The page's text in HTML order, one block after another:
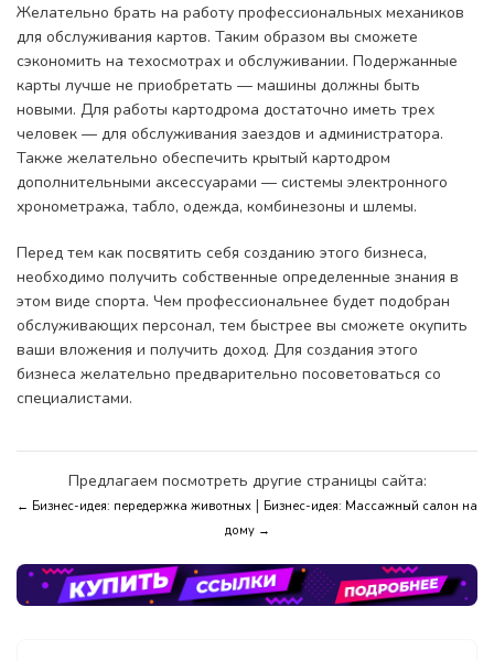
Желательно брать на работу профессиональных механиков
для обслуживания картов. Таким образом вы сможете
сэкономить на техосмотрах и обслуживании. Подержанные
карты лучше не приобретать — машины должны быть
новыми. Для работы картодрома достаточно иметь трех
человек — для обслуживания заездов и администратора.
Также желательно обеспечить крытый картодром
дополнительными аксессуарами — системы электронного
хронометража, табло, одежда, комбинезоны и шлемы.
Перед тем как посвятить себя созданию этого бизнеса,
необходимо получить собственные определенные знания в
этом виде спорта. Чем профессиональнее будет подобран
обслуживающих персонал, тем быстрее вы сможете окупить
ваши вложения и получить доход. Для создания этого
бизнеса желательно предварительно посоветоваться со
специалистами.
Предлагаем посмотреть другие страницы сайта:
← Бизнес-идея: передержка животных | Бизнес-идея: Массажный салон на
дому →